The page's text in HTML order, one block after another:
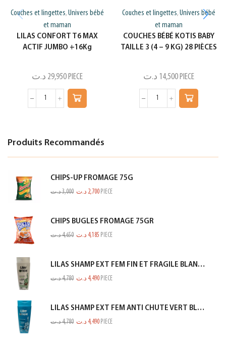
Couches et lingettes, Univers bébé
et maman
LILAS CONFORT T6 MAX
ACTIF JUMBO +16Kg
29,950 د.ت PIECE
Couches et lingettes,Univers bébé
et maman
COUCHES BÉBÉ KOTIS BABY
TAILLE 3 (4 – 9 KG) 28 PIÈCES
14,500 د.ت PIECE
Produits Recommandés
CHIPS-UP FROMAGE 75G
3,000د.ت 2,700 د.ت PIECE
CHIPS BUGLES FROMAGE 75GR
4,650د.ت 4,185 د.ت PIECE
LILAS SHAMP EXT FEM FIN ET FRAGILE BLANC 350ML
4,780د.ت 4,490 د.ت PIECE
LILAS SHAMP EXT FEM ANTI CHUTE VERT BLEUTE 350ML
4,780د.ت 4,490 د.ت PIECE